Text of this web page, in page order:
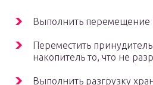
Выполнить перемещение
Переместить
накопитель то, что не
Выполнить разгрузку